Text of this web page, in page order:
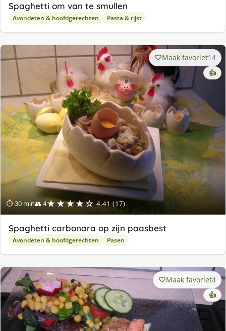
Spaghetti om van te smullen
Avondeten & hoofdgerechten Pasta & rijst
⏱ 30 min👥 4★★★★☆ 4.41 (17)
Maak favoriet14
👍
Spaghetti carbonara op zijn paasbest
Avondeten & hoofdgerechten Pasen
Maak favoriet4
👍